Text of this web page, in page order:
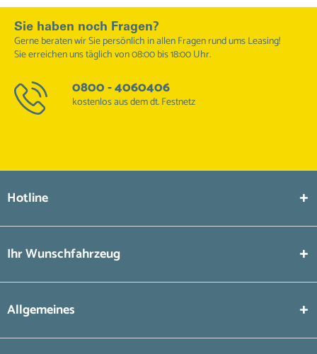
Sie haben noch Fragen?
Gerne beraten wir Sie persönlich in allen Fragen rund ums Leasing!
Sie erreichen uns täglich von 08:00 bis 18:00 Uhr.
0800 - 4060406
kostenlos aus dem dt. Festnetz
Hotline
Ihr Wunschfahrzeug
Allgemeines